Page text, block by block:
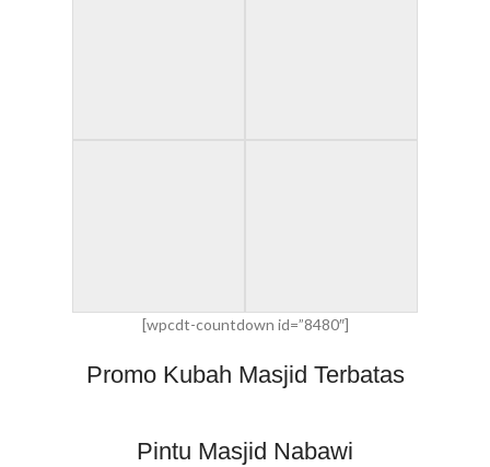
[wpcdt-countdown id=”8480″]
Promo Kubah Masjid Terbatas
Pintu Masjid Nabawi